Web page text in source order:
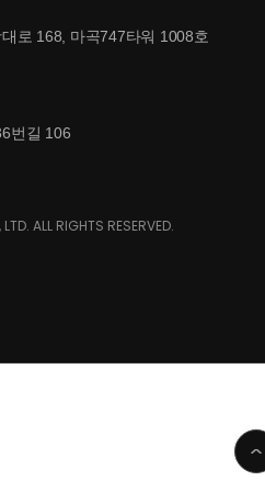
로 168, 마곡747타워 1008호
번길 106
ALL RIGHTS RESERVED.